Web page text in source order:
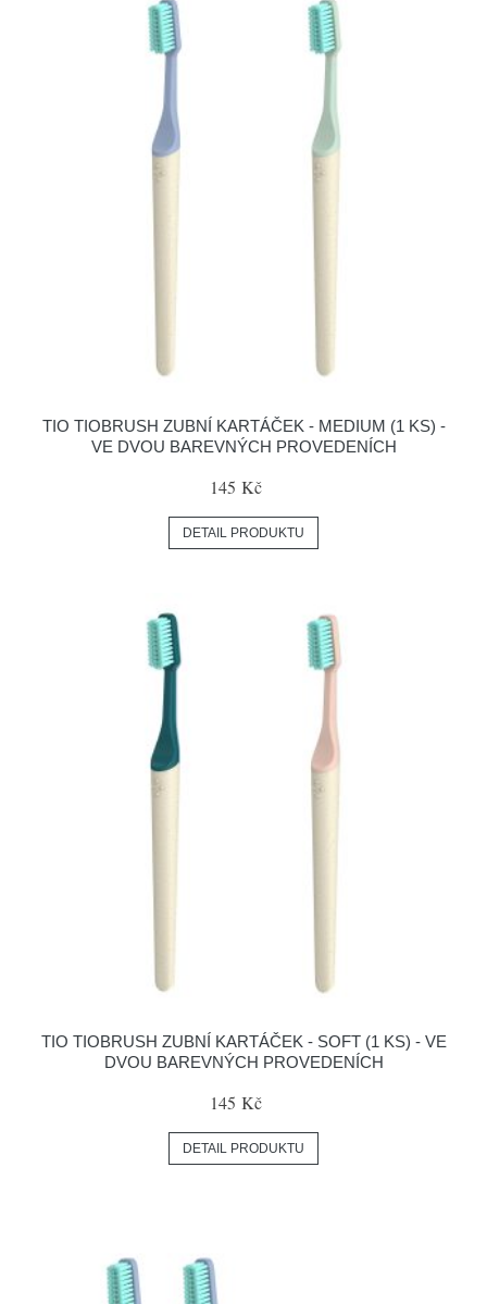
TIO TIOBRUSH ZUBNÍ KARTÁČEK - MEDIUM (1 KS) -
VE DVOU BAREVNÝCH PROVEDENÍCH
145 Kč
DETAIL PRODUKTU
TIO TIOBRUSH ZUBNÍ KARTÁČEK - SOFT (1 KS) - VE
DVOU BAREVNÝCH PROVEDENÍCH
145 Kč
DETAIL PRODUKTU